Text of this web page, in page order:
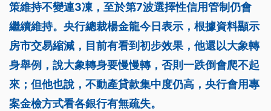
策維持不變連3凍，至於第7波選擇性信用管制仍會
繼續維持。央行總裁楊金龍今日表示，根據資料顯示
房市交易縮減，目前有看到初步效果，他還以大象轉
身舉例，說大象轉身要慢慢轉，否則一跌倒會爬不起
來；但他也說，不動產貸款集中度仍高，央行會用專
案金檢方式看各銀行有無疏失。